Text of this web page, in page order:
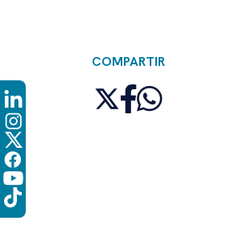
COMPARTIR